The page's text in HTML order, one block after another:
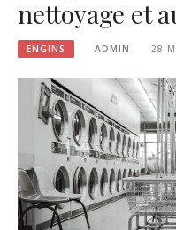
nettoyage et
ENGINS ADMIN 28